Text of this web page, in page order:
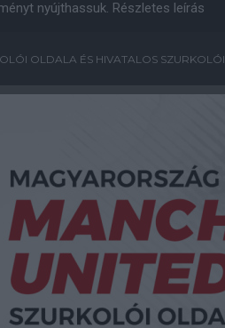
nyújthassuk. Részletes leírás
OLDALA ÉS HIVATALOS